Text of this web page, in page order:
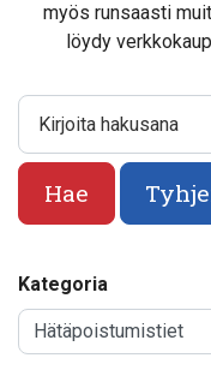
myös runsaasti
löydy
Kirjoita hakusana
Hae
Kategoria